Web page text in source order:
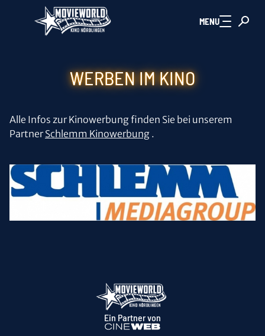
Zum Hauptinhalt springen MENU
WERBEN IM KINO
Alle Infos zur Kinowerbung finden Sie bei unserem
PartnerSchlemm Kinowerbung .
Ein Partner von